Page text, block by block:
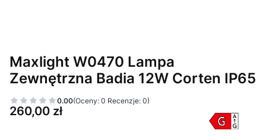
Maxlight W0470 Lampa
Zewnętrzna Badia 12W Corten IP65
0.00(Oceny: 0 Recenzje: 0)
Cena
260,00 zł